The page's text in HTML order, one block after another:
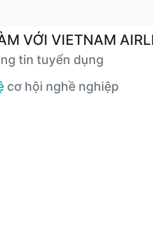
VỚI VIETNAM
tin tuyển dụng
cơ hội nghề nghiệp